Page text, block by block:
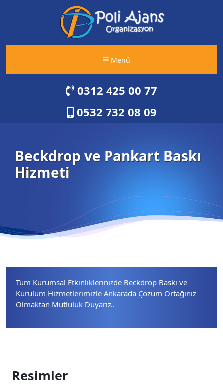
Menü
0312 425 00 77
0532 732 08 09
Beckdrop ve Pankart Baskı
Hizmeti
Tüm Kurumsal Etkinliklerinizde Beckdrop Baskı ve
Kurulum Hizmetlerimizle Ankarada Çözüm Ortağınız
Olmaktan Mutluluk Duyarız..
Resimler